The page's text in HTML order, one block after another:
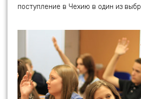
поступление в Чехию в один из